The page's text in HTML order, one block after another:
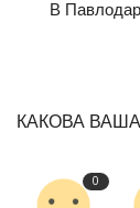
В
КАКОВА
0